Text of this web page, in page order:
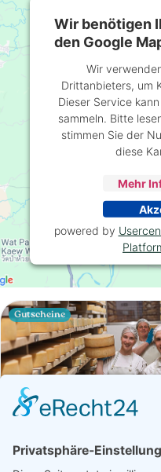
Gutscheine
Wir benötigen
den Google
Wir
Drittanbieters, um
Dieser Service
sammeln. Bitte
stimmen Sie der
diese
Mehr
powered by